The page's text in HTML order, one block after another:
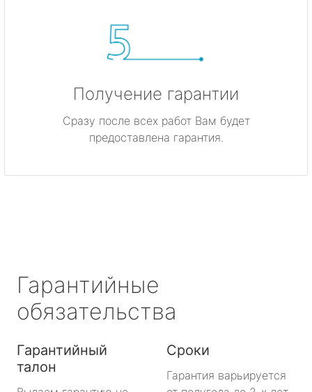
Получение гарантии
Сразу после всех работ Вам будет
предоставлена гарантия.
Гарантийные
обязательства
Гарантийный
талон
Сроки
Гарантия варьируется